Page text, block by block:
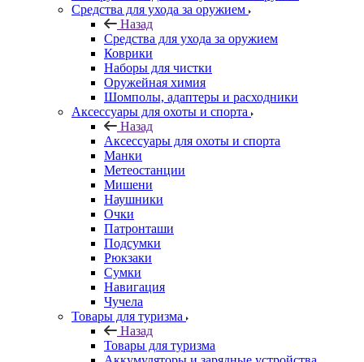
Средства для ухода за оружием
Назад
Средства для ухода за оружием
Коврики
Наборы для чистки
Оружейная химия
Шомполы, адаптеры и расходники
Аксессуары для охоты и спорта
Назад
Аксессуары для охоты и спорта
Манки
Метеостанции
Мишени
Наушники
Очки
Патронташи
Подсумки
Рюкзаки
Сумки
Навигация
Чучела
Товары для туризма
Назад
Товары для туризма